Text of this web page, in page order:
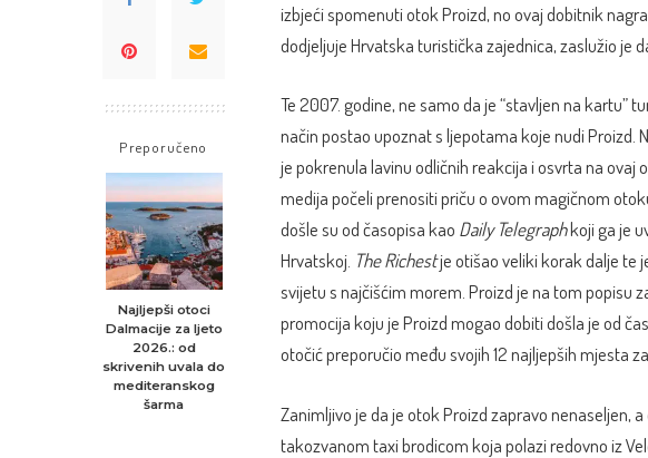
Preporučeno
Najljepši otoci
Dalmacije za ljeto
2026.: od
skrivenih uvala do
mediteranskog
šarma
izbjeći spomenuti otok Proizd, no ovaj dobitnik
dodjeljuje Hrvatska turistička zajednica, zaslužio je
Te 2007. godine, ne samo da je “stavljen na kartu”
način postao upoznat s ljepotama koje nudi Proizd.
je pokrenula lavinu odličnih reakcija i osvrta na ovaj
medija počeli prenositi priču o ovom magičnom
došle su od časopisa kao Daily Telegraphkoji ga je
Hrvatskoj. The Richestje otišao veliki korak dalje te
svijetu s najčišćim morem. Proizd je na tom popisu
promocija koju je Proizd mogao dobiti došla je od
otočić preporučio među svojih 12 najljepših mjesta
Zanimljivo je da je otok Proizd zapravo nenaseljen,
takozvanom taxi brodicom koja polazi redovno iz